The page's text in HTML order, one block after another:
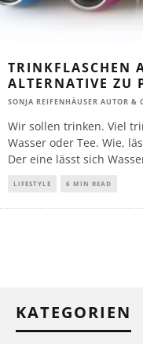
TRINKFLASCHEN
ALTERNATIVE ZU
SONJA REIFENHÄUSER AUTOR &
Wir sollen trinken. Viel
Wasser oder Tee. Wie,
Der eine lässt sich
LIFESTYLE 6 MIN READ
KATEGORIEN